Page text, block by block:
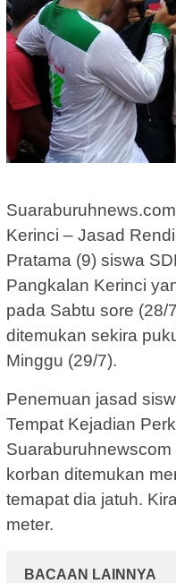
Kerinci – Jasad
Pratama (9) siswa
Pangkalan Kerinci
pada Sabtu sore (28/
ditemukan sekira
Minggu (29/7).
Penemuan jasad
Tempat Kejadian
korban ditemukan
temapat dia jatuh.
meter.
BACAAN LAINNYA